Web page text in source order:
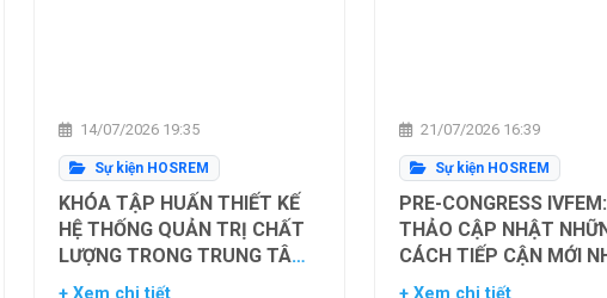
14/07/2026 19:35
Sự kiện HOSREM
KHÓA TẬP HUẤN THIẾT KẾ
HỆ THỐNG QUẢN TRỊ CHẤT
LƯỢNG TRONG TRUNG TÂM
THỤ TINH TRONG ỐNG
21/07/2026 16:39
Sự kiện HOSREM
PRE-CONGRESS
THẢO CẬP NHẬT
CÁCH TIẾP CẬN MỚI
TỐI ƯU HÓA TỶ LỆ